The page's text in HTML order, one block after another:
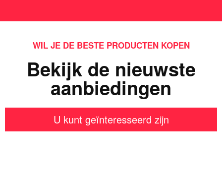
WIL JE DE BESTE PRODUCTEN KOPEN
Bekijk de nieuwste
aanbiedingen
U kunt geïnteresseerd zijn